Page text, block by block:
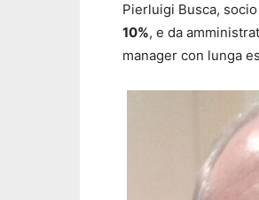
Pierluigi Busca,
10%, e da
manager con lunga